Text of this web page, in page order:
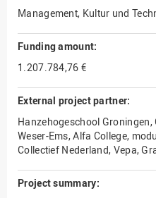
Management, Kultur und
Funding amount:
1.207.784,76 €
External project partner:
Hanzehogeschool
Weser-Ems, Alfa College,
Collectief Nederland, Vepa,
Project summary: